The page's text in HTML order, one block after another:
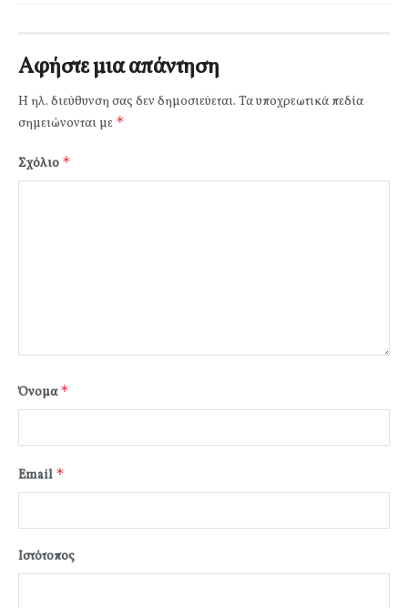
Αφήστε μια απάντηση
Η ηλ. διεύθυνση σας δεν δημοσιεύεται. Τα υποχρεωτικά πεδία
σημειώνονται με *
Σχόλιο *
Όνομα*
Email *
Ιστότοπος